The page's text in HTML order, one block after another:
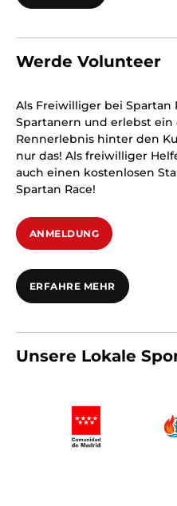
Werde Volunteer
Als Freiwilliger bei Spartan
Spartanern und erlebst ein
Rennerlebnis hinter den
nur das! Als freiwilliger
auch einen kostenlosen
Spartan Race!
ANMELDUNG
ERFAHRE MEHR
Unsere Lokale